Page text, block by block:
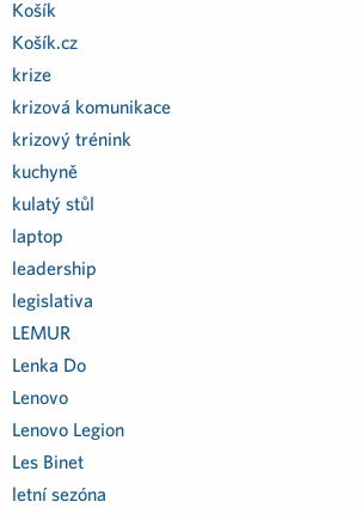
Košík
Košík.cz
krize
krizová komunikace
krizový trénink
kuchyně
kulatý stůl
laptop
leadership
legislativa
LEMUR
Lenka Do
Lenovo
Lenovo Legion
Les Binet
letní sezóna